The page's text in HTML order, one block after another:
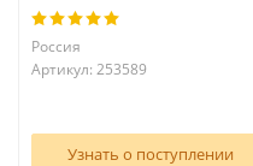
Россия
Артикул: 253589
Узнать о поступлении